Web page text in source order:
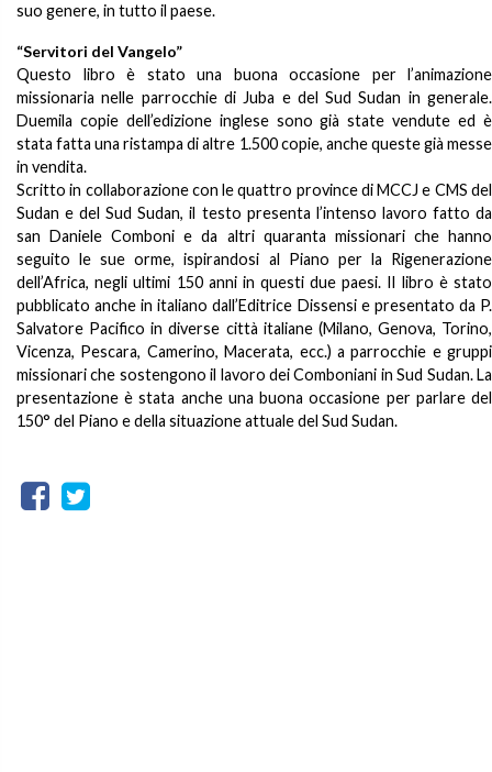
suo genere, in tutto il paese.
“Servitori del Vangelo”
Questo libro è stato una buona occasione per l’animazione
missionaria nelle parrocchie di Juba e del Sud Sudan in generale.
Duemila copie dell’edizione inglese sono già state vendute ed è
stata fatta una ristampa di altre 1.500 copie, anche queste già messe
in vendita.
Scritto in collaborazione con le quattro province di MCCJ e CMS del
Sudan e del Sud Sudan, il testo presenta l’intenso lavoro fatto da
san Daniele Comboni e da altri quaranta missionari che hanno
seguito le sue orme, ispirandosi al Piano per la Rigenerazione
dell’Africa, negli ultimi 150 anni in questi due paesi. Il libro è stato
pubblicato anche in italiano dall’Editrice Dissensi e presentato da P.
Salvatore Pacifico in diverse città italiane (Milano, Genova, Torino,
Vicenza, Pescara, Camerino, Macerata, ecc.) a parrocchie e gruppi
missionari che sostengono il lavoro dei Comboniani in Sud Sudan. La
presentazione è stata anche una buona occasione per parlare del
150° del Piano e della situazione attuale del Sud Sudan.